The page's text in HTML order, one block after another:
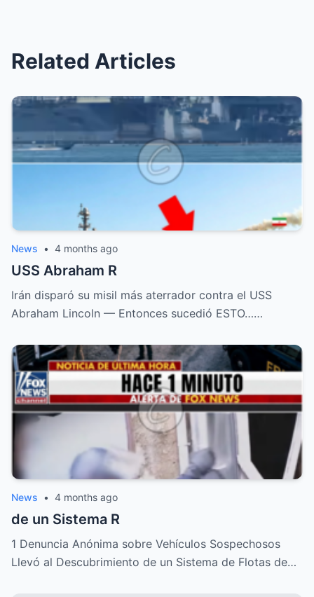
Related Articles
News • 4 months ago
USS Abraham R
Irán disparó su misil más aterrador contra el USS
Abraham Lincoln — Entonces sucedió ESTO……
News • 4 months ago
de un Sistema R
1 Denuncia Anónima sobre Vehículos Sospechosos
Llevó al Descubrimiento de un Sistema de Flotas de…